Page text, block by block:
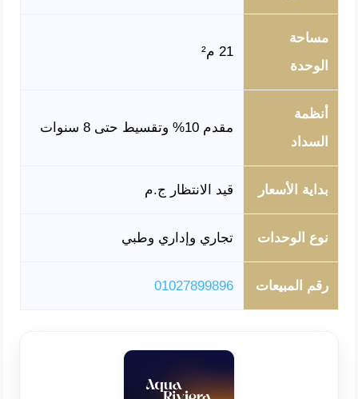
مساحة
الوحدة
21 م²
أنظمة
السداد
مقدم 10% وتقسيط حتى 8 سنوات
بداية الأسعار قيد الانتظار ج.م
نوع الوحدات تجاري وإداري وطبي
رقم المبيعات 01027899896